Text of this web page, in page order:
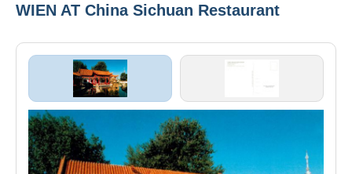
WIEN AT China Sichuan Restaurant